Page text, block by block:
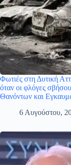
Φωτιές στη Δυτική
όταν οι φλόγες
Θανόντων και
6 Αυγούστου,